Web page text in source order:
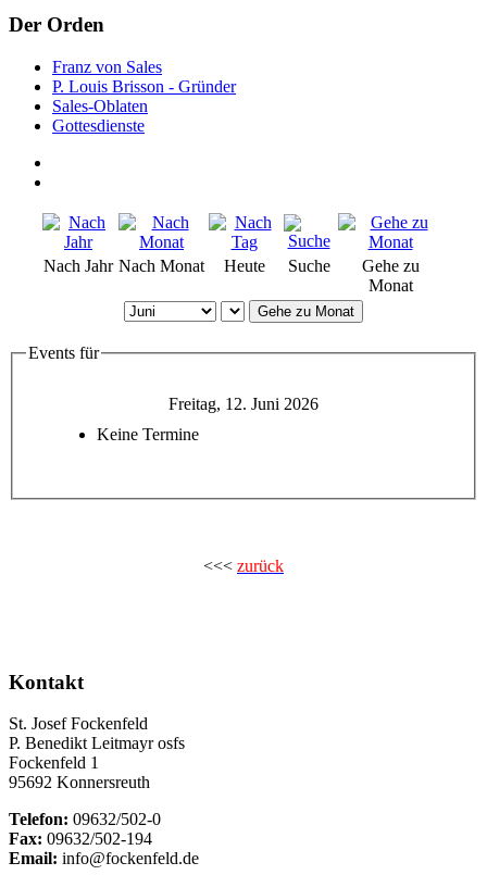
Der Orden
Franz von Sales
P. Louis Brisson - Gründer
Sales-Oblaten
Gottesdienste
Nach Jahr Nach Monat Heute Suche
Gehe zu
Monat
Gehe zu Monat
Events für
Freitag, 12. Juni 2026
Keine Termine
<<< zurück
Kontakt
St. Josef Fockenfeld
P. Benedikt Leitmayr osfs
Fockenfeld 1
95692 Konnersreuth
Telefon: 09632/502-0
Fax: 09632/502-194
Email: info@fockenfeld.de